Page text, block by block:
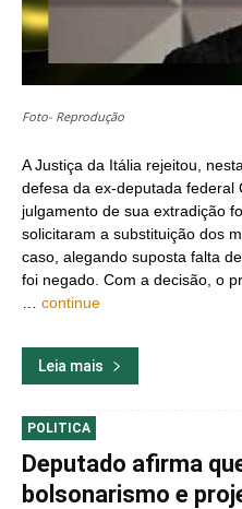
Foto- Reprodução
A Justiça da Itália rejeitou,
defesa da ex-deputada federal
julgamento de sua extradição
solicitaram a substituição dos
caso, alegando suposta falta
foi negado. Com a decisão, o
continue
Leia mais
POLITICA
Deputado afirma
bolsonarismo e